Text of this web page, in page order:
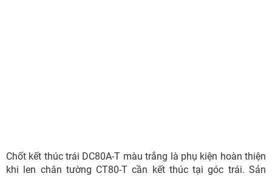
Chốt kết thúc trái DC80A-T màu trắng là phụ kiện hoàn thiện
khi len chân tường CT80-T cần kết thúc tại góc trái. Sản